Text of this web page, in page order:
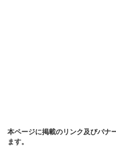
本ページに掲載のリンク及びバナ
ます。